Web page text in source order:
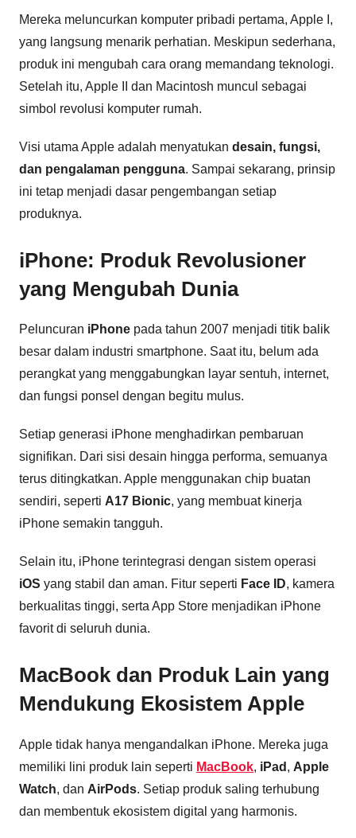
Mereka meluncurkan komputer pribadi pertama, Apple I,
yang langsung menarik perhatian. Meskipun sederhana,
produk ini mengubah cara orang memandang teknologi.
Setelah itu, Apple II dan Macintosh muncul sebagai
simbol revolusi komputer rumah.
Visi utama Apple adalah menyatukan desain, fungsi,
dan pengalaman pengguna. Sampai sekarang, prinsip
ini tetap menjadi dasar pengembangan setiap
produknya.
iPhone: Produk Revolusioner
yang Mengubah Dunia
Peluncuran iPhone pada tahun 2007 menjadi titik balik
besar dalam industri smartphone. Saat itu, belum ada
perangkat yang menggabungkan layar sentuh, internet,
dan fungsi ponsel dengan begitu mulus.
Setiap generasi iPhone menghadirkan pembaruan
signifikan. Dari sisi desain hingga performa, semuanya
terus ditingkatkan. Apple menggunakan chip buatan
sendiri, seperti A17 Bionic, yang membuat kinerja
iPhone semakin tangguh.
Selain itu, iPhone terintegrasi dengan sistem operasi
iOS yang stabil dan aman. Fitur seperti Face ID, kamera
berkualitas tinggi, serta App Store menjadikan iPhone
favorit di seluruh dunia.
MacBook dan Produk Lain yang
Mendukung Ekosistem Apple
Apple tidak hanya mengandalkan iPhone. Mereka juga
memiliki lini produk lain seperti MacBook, iPad , Apple
Watch, dan AirPods. Setiap produk saling terhubung
dan membentuk ekosistem digital yang harmonis.